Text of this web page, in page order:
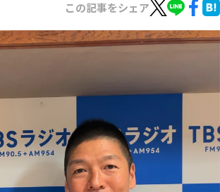
この記事をシェア